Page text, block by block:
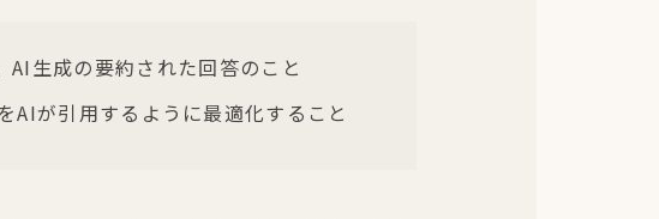
生成の要約された回答のこと
が引用するように最適化すること